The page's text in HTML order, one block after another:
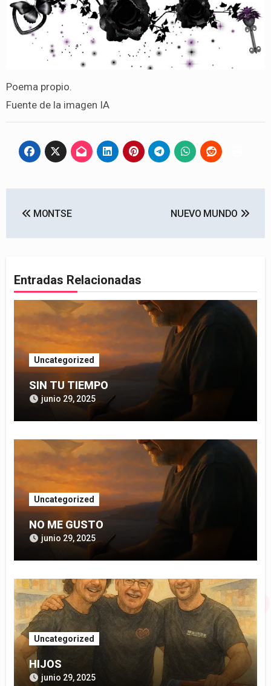
Poema propio.
Fuente de la imagen IA
de
MONTSE NUEVO MUNDO
Entradas Relacionadas
Uncategorized
SIN TU TIEMPO
junio 29, 2025
Uncategorized
NO ME GUSTO
junio 29, 2025
Uncategorized
HIJOS
junio 29, 2025